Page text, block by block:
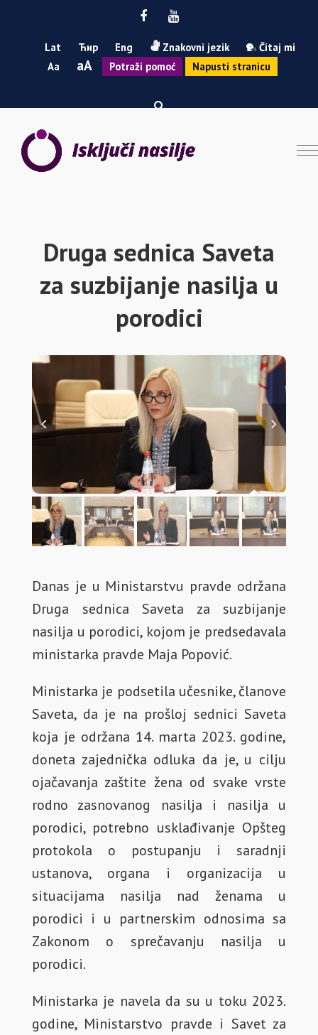
FacebookYoutube
Lat Ћир Eng Znakovni jezik
Čitaj mi
ASmanjiA Povećaj
Potraži pomoć Napusti stranicu
Druga sednica Saveta
za suzbijanje nasilja u
porodici
Danas je u Ministarstvu pravde održana
Druga sednica Saveta za suzbijanje
nasilja u porodici, kojom je predsedavala
ministarka pravde Maja Popović.
Ministarka je podsetila učesnike, članove
Saveta, da je na prošloj sednici Saveta
koja je održana 14. marta 2023. godine,
doneta zajednička odluka da je, u cilju
ojačavanja zaštite žena od svake vrste
rodno zasnovanog nasilja i nasilja u
porodici, potrebno usklađivanje Opšteg
protokola o postupanju i saradnji
ustanova, organa i organizacija u
situacijama nasilja nad ženama u
porodici i u partnerskim odnosima sa
Zakonom o sprečavanju nasilja u
porodici.
Ministarka je navela da su u toku 2023.
godine, Ministarstvo pravde i Savet za